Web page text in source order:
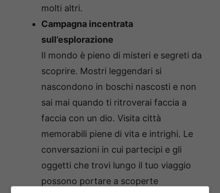
molti altri.
Campagna incentrata
sull’esplorazione
Il mondo è pieno di misteri e segreti da
scoprire. Mostri leggendari si
nascondono in boschi nascosti e non
sai mai quando ti ritroverai faccia a
faccia con un dio. Visita città
memorabili piene di vita e intrighi. Le
conversazioni in cui partecipi e gli
oggetti che trovi lungo il tuo viaggio
possono portare a scoperte